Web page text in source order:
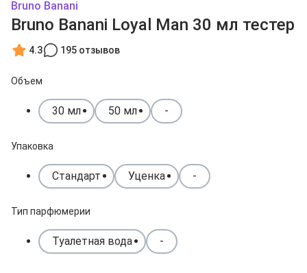
Bruno Banani
Bruno Banani Loyal Man 30 мл тестер
4.3 195 отзывов
Объем
30 мл 50 мл -
Упаковка
Стандарт Уценка -
Тип парфюмерии
Туалетная вода -